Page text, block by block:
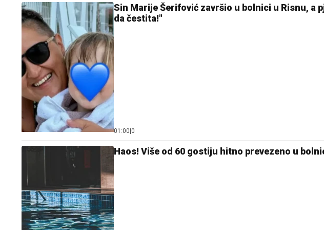
Sin Marije Šerifović završio u bolnici u Risnu, a
da čestita!"
01:00 0
Haos! Više od 60 gostiju hitno prevezeno u